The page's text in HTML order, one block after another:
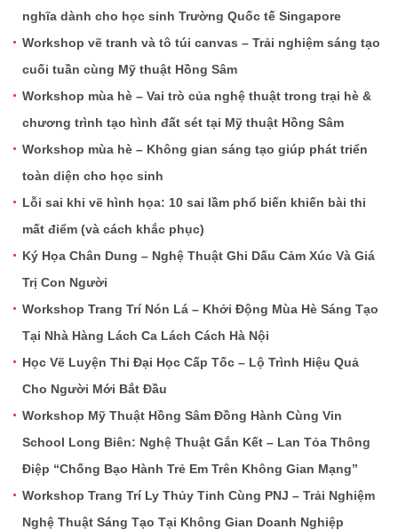
nghĩa dành cho học sinh Trường Quốc tế Singapore
Workshop vẽ tranh và tô túi canvas – Trải nghiệm sáng tạo
cuối tuần cùng Mỹ thuật Hồng Sâm
Workshop mùa hè – Vai trò của nghệ thuật trong trại hè &
chương trình tạo hình đất sét tại Mỹ thuật Hồng Sâm
Workshop mùa hè – Không gian sáng tạo giúp phát triển
toàn diện cho học sinh
Lỗi sai khi vẽ hình họa: 10 sai lầm phổ biến khiến bài thi
mất điểm (và cách khắc phục)
Ký Họa Chân Dung – Nghệ Thuật Ghi Dấu Cảm Xúc Và Giá
Trị Con Người
Workshop Trang Trí Nón Lá – Khởi Động Mùa Hè Sáng Tạo
Tại Nhà Hàng Lách Ca Lách Cách Hà Nội
Học Vẽ Luyện Thi Đại Học Cấp Tốc – Lộ Trình Hiệu Quả
Cho Người Mới Bắt Đầu
Workshop Mỹ Thuật Hồng Sâm Đồng Hành Cùng Vin
School Long Biên: Nghệ Thuật Gắn Kết – Lan Tỏa Thông
Điệp “Chống Bạo Hành Trẻ Em Trên Không Gian Mạng”
Workshop Trang Trí Ly Thủy Tinh Cùng PNJ – Trải Nghiệm
Nghệ Thuật Sáng Tạo Tại Không Gian Doanh Nghiệp